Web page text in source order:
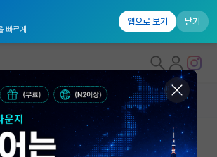
빠르게
앱으로 보기 닫기
시판(아무개랩)